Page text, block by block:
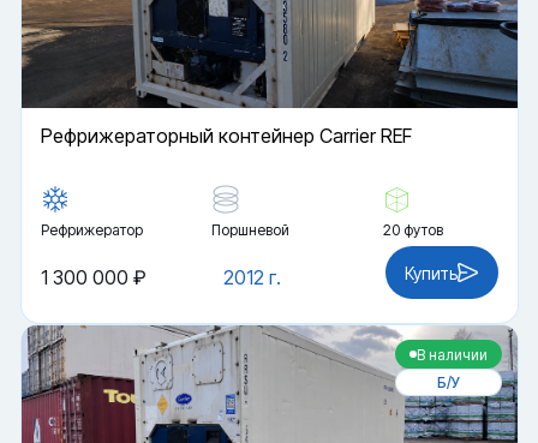
Рефрижераторный контейнер Carrier REF
Рефрижератор Поршневой 20 футов
2012 г.
1 300 000 ₽ Купить
В наличии
Б/У